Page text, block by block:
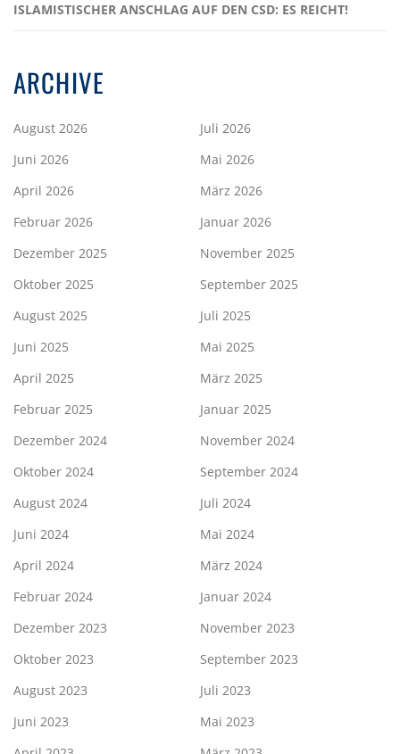
ISLAMISTISCHER ANSCHLAG AUF DEN CSD: ES REICHT!
ARCHIVE
August 2026
Juli 2026
Juni 2026
Mai 2026
April 2026
März 2026
Februar 2026
Januar 2026
Dezember 2025
November 2025
Oktober 2025
September 2025
August 2025
Juli 2025
Juni 2025
Mai 2025
April 2025
März 2025
Februar 2025
Januar 2025
Dezember 2024
November 2024
Oktober 2024
September 2024
August 2024
Juli 2024
Juni 2024
Mai 2024
April 2024
März 2024
Februar 2024
Januar 2024
Dezember 2023
November 2023
Oktober 2023
September 2023
August 2023
Juli 2023
Juni 2023
Mai 2023